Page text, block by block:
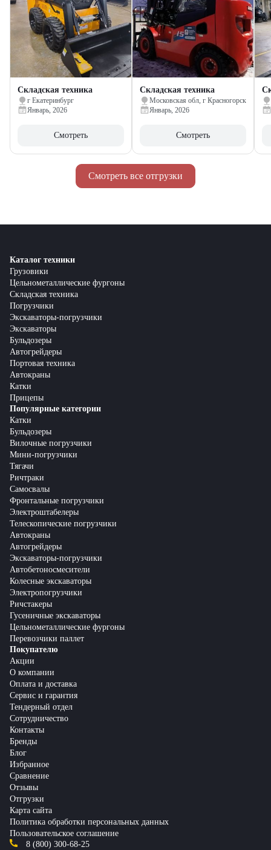
Смотреть все отгрузки
Складская техника
г Екатеринбург
Январь, 2026
Смотреть
Складская техника
Московская обл, г Красногорск
Январь, 2026
Смотреть
Каталог техники
Грузовики
Цельнометаллические фургоны
Складская техника
Погрузчики
Экскаваторы-погрузчики
Экскаваторы
Бульдозеры
Автогрейдеры
Портовая техника
Автокраны
Катки
Прицепы
Популярные категории
Катки
Бульдозеры
Вилочные погрузчики
Мини-погрузчики
Тягачи
Ричтраки
Самосвалы
Фронтальные погрузчики
Электроштабелеры
Телескопические погрузчики
Автокраны
Автогрейдеры
Экскаваторы-погрузчики
Автобетоносмесители
Колесные экскаваторы
Электропогрузчики
Ричстакеры
Гусеничные экскаваторы
Цельнометаллические фургоны
Перевозчики паллет
Покупателю
Акции
О компании
Оплата и доставка
Сервис и гарантия
Тендерный отдел
Сотрудничество
Контакты
Бренды
Блог
Избранное
Сравнение
Отзывы
Отгрузки
Карта сайта
Политика обработки персональных данных
Пользовательское соглашение
8 (800) 300-68-25